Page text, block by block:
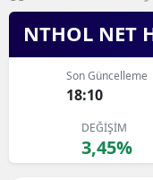
NTHOL NET
Son Güncelleme
18:10
DEĞİŞİM
3,45%